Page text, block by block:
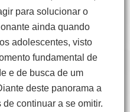
para solucionar o
ainda quando
adolescentes, visto
fundamental de
e de busca de um
deste panorama a
continuar a se omitir.